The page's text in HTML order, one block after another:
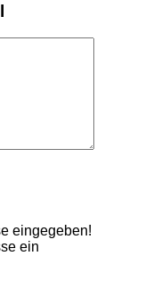
eingegeben!
ein